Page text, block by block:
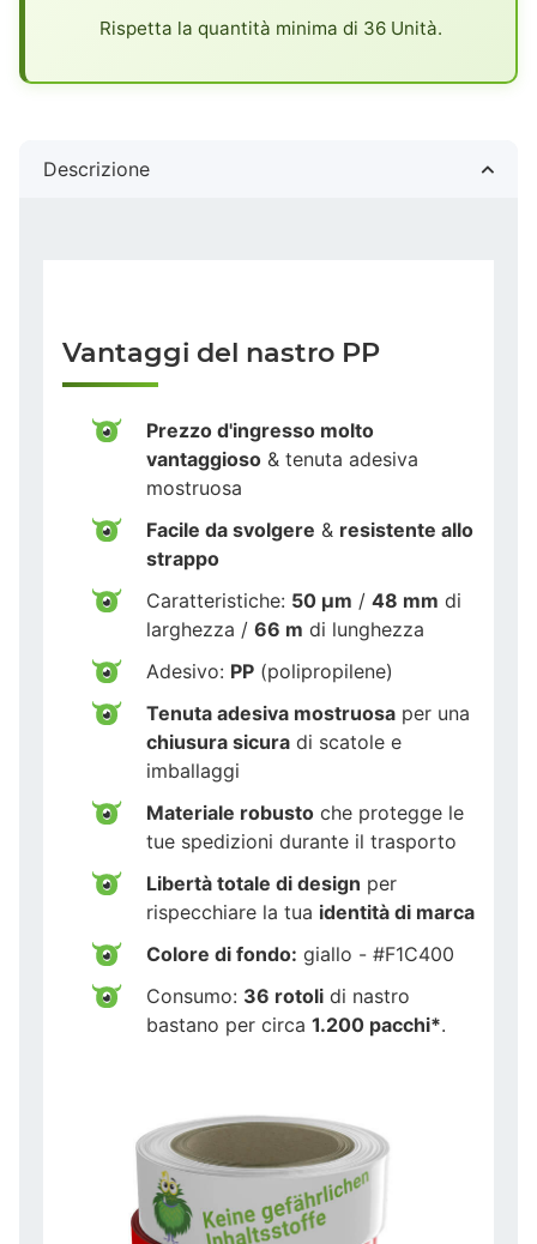
Rispetta la quantità minima di 36 Unità.
Descrizione
Vantaggi del nastro PP
Prezzo d'ingresso molto
vantaggioso & tenuta adesiva
mostruosa
Facile da svolgere & resistente allo
strappo
Caratteristiche: 50 µm / 48 mm di
larghezza / 66 m di lunghezza
Adesivo: PP (polipropilene)
Tenuta adesiva mostruosa per una
chiusura sicura di scatole e
imballaggi
Materiale robusto che protegge le
tue spedizioni durante il trasporto
Libertà totale di design per
rispecchiare la tua identità di marca
Colore di fondo: giallo - #F1C400
Consumo: 36 rotoli di nastro
bastano per circa 1.200 pacchi*.